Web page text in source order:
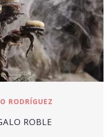
RODRÍGUEZ
ROBLE